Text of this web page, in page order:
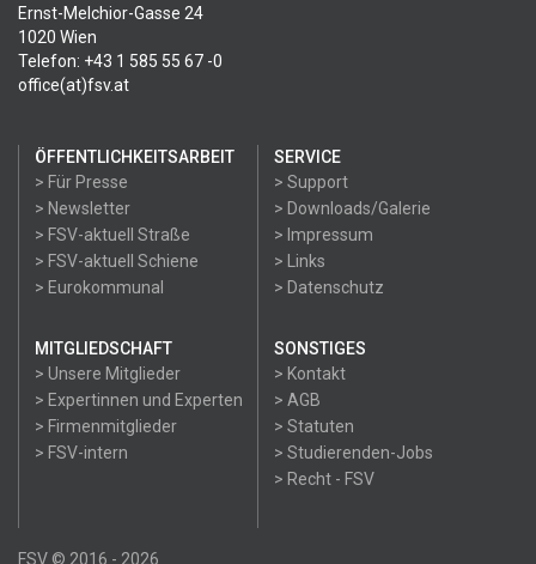
Ernst-Melchior-Gasse 24
1020 Wien
Telefon: +43 1 585 55 67 -0
office(at)fsv.at
ÖFFENTLICHKEITSARBEIT
> Für Presse
> Newsletter
> FSV-aktuell Straße
> FSV-aktuell Schiene
> Eurokommunal
SERVICE
> Support
> Downloads/Galerie
> Impressum
> Links
> Datenschutz
MITGLIEDSCHAFT
> Unsere Mitglieder
> Expertinnen und Experten
> Firmenmitglieder
> FSV-intern
SONSTIGES
> Kontakt
> AGB
> Statuten
> Studierenden-Jobs
> Recht - FSV
FSV © 2016 - 2026